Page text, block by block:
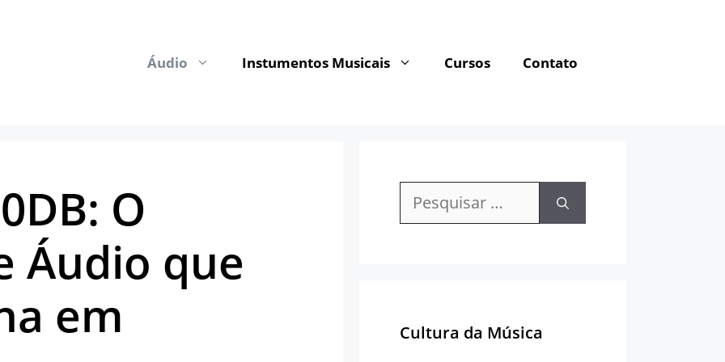
Áudio Instumentos Musicais Cursos Contato
O
Áudio que
em
Pesquisar
Cultura da Música